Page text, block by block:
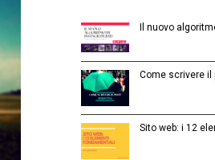
Il nuovo
Come scrivere il
Sito web: i 12